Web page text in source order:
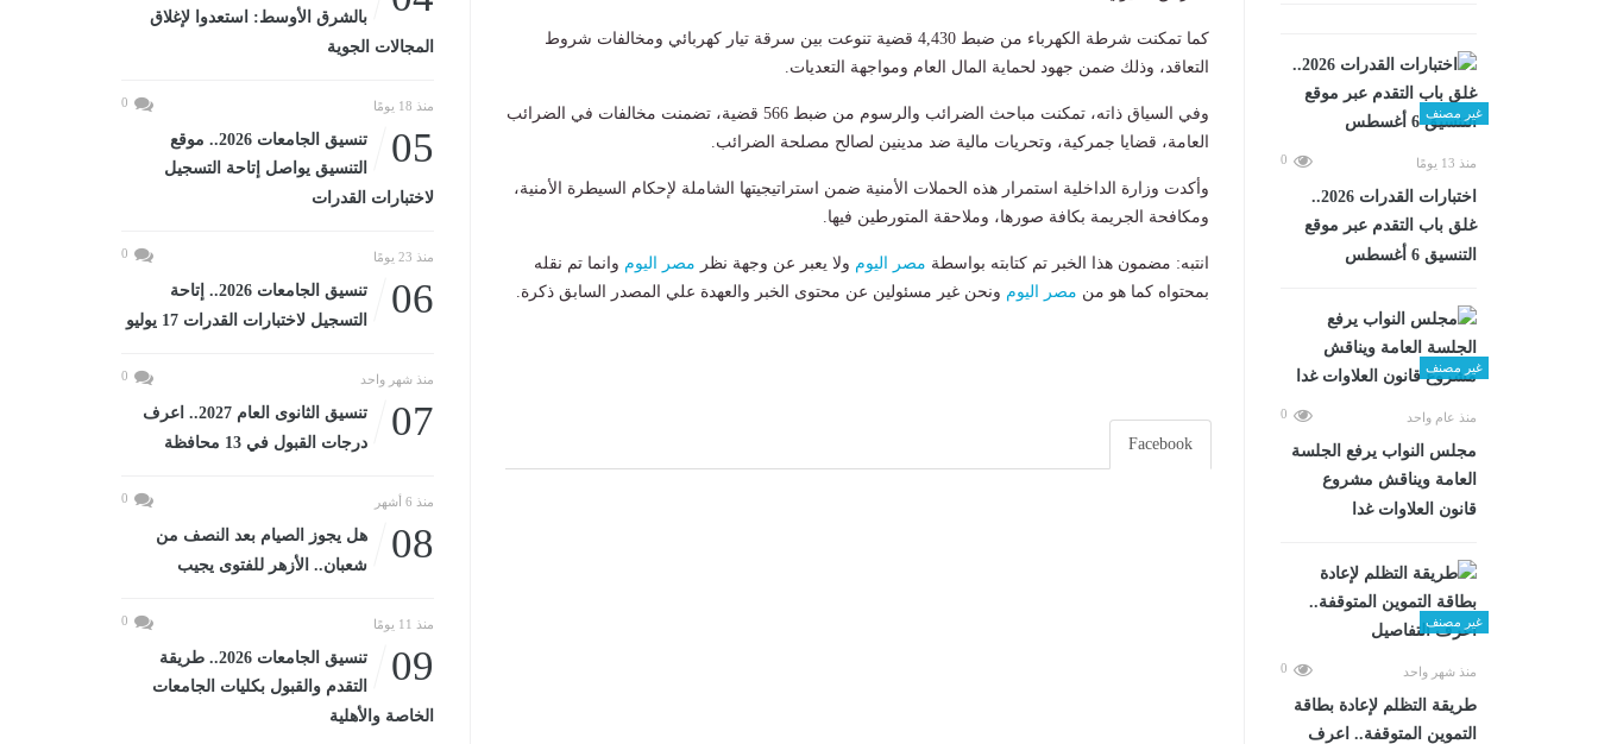
غير مصنف
منذ 13 يومًا 0
اختبارات القدرات 2026..
غلق باب التقدم عبر موقع
التنسيق 6 أغسطس
غير مصنف
منذ عام واحد 0
مجلس النواب يرفع الجلسة
العامة ويناقش مشروع
قانون العلاوات غدا
غير مصنف
منذ شهر واحد 0
طريقة التظلم لإعادة بطاقة
التموين المتوقفة.. اعرف
كما تمكنت شرطة الكهرباء من ضبط 4,430 قضية تنوعت بين سرقة تيار كهربائي ومخالفات شروط
التعاقد، وذلك ضمن جهود لحماية المال العام ومواجهة التعديات.
وفي السياق ذاته، تمكنت مباحث الضرائب والرسوم من ضبط 566 قضية، تضمنت مخالفات في الضرائب
العامة، قضايا جمركية، وتحريات مالية ضد مدينين لصالح مصلحة الضرائب.
وأكدت وزارة الداخلية استمرار هذه الحملات الأمنية ضمن استراتيجيتها الشاملة لإحكام السيطرة الأمنية،
ومكافحة الجريمة بكافة صورها، وملاحقة المتورطين فيها.
انتبه: مضمون هذا الخبر تم كتابته بواسطة مصر اليوم ولا يعبر عن وجهة نظر مصر اليوم وانما تم نقله
بمحتواه كما هو من مصر اليوم ونحن غير مسئولين عن محتوى الخبر والعهدة علي المصدر السابق ذكرة.
Facebook
بالشرق الأوسط: استعدوا لإغلاق
المجالات الجوية
منذ 18 يومًا 0
05
تنسيق الجامعات 2026.. موقع
التنسيق يواصل إتاحة التسجيل
لاختبارات القدرات
منذ 23 يومًا 0
06
تنسيق الجامعات 2026.. إتاحة
التسجيل لاختبارات القدرات 17 يوليو
منذ شهر واحد 0
07
تنسيق الثانوى العام 2027.. اعرف
درجات القبول في 13 محافظة
منذ 6 أشهر 0
08
هل يجوز الصيام بعد النصف من
شعبان.. الأزهر للفتوى يجيب
منذ 11 يومًا 0
09
تنسيق الجامعات 2026.. طريقة
التقدم والقبول بكليات الجامعات
الخاصة والأهلية